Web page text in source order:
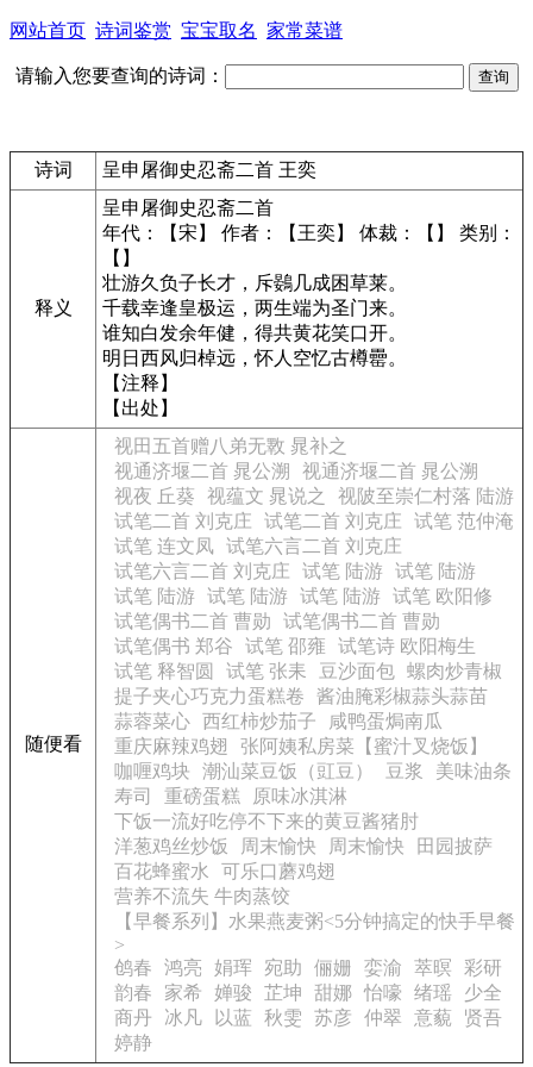
网站首页 诗词鉴赏 宝宝取名 家常菜谱
请输入您要查询的诗词：
诗词 呈申屠御史忍斋二首 王奕
释义
呈申屠御史忍斋二首
年代：【宋】 作者：【王奕】 体裁：【】 类别：
【】
壮游久负子长才，斥鷃几成困草莱。
千载幸逢皇极运，两生端为圣门来。
谁知白发余年健，得共黄花笑口开。
明日西风归棹远，怀人空忆古樽罍。
【注释】
【出处】
随便看
视田五首赠八弟无斁 晁补之
视通济堰二首 晁公溯
视通济堰二首 晁公溯
视夜 丘葵
视蕴文 晁说之
视陂至崇仁村落 陆游
试笔二首 刘克庄
试笔二首 刘克庄
试笔 范仲淹
试笔 连文凤
试笔六言二首 刘克庄
试笔六言二首 刘克庄
试笔 陆游
试笔 陆游
试笔 陆游
试笔 陆游 试笔 陆游
试笔 欧阳修
试笔偶书二首 曹勋
试笔偶书二首 曹勋
试笔偶书 郑谷
试笔 邵雍
试笔诗 欧阳梅生
试笔 释智圆
试笔 张耒 豆沙面包 螺肉炒青椒
提子夹心巧克力蛋糕卷
酱油腌彩椒蒜头蒜苗
蒜蓉菜心 西红柿炒茄子
咸鸭蛋焗南瓜
重庆麻辣鸡翅
张阿姨私房菜【蜜汁叉烧饭】
咖喱鸡块
潮汕菜豆饭（豇豆） 豆浆
美味油条
寿司
重磅蛋糕
原味冰淇淋
下饭一流好吃停不下来的黄豆酱猪肘
洋葱鸡丝炒饭
周末愉快 周末愉快
田园披萨
百花蜂蜜水
可乐口蘑鸡翅
营养不流失 牛肉蒸饺
【早餐系列】水果燕麦粥<5分钟搞定的快手早餐
>
鸧春
鸿亮 娟珲 宛助 俪姗 娈渝 萃暝
彩研
韵春
家希 婵骏 芷坤 甜娜 怡嚎 绪瑶
少全
商丹
冰凡 以蓝 秋雯 苏彦 仲翠 意藐
贤吾
婷静